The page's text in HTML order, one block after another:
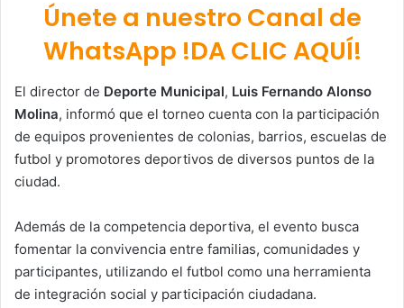
Únete a nuestro Canal de
WhatsApp !DA CLIC AQUÍ!
El director de Deporte Municipal, Luis Fernando Alonso
Molina, informó que el torneo cuenta con la participación
de equipos provenientes de colonias, barrios, escuelas de
futbol y promotores deportivos de diversos puntos de la
ciudad.
Además de la competencia deportiva, el evento busca
fomentar la convivencia entre familias, comunidades y
participantes, utilizando el futbol como una herramienta
de integración social y participación ciudadana.